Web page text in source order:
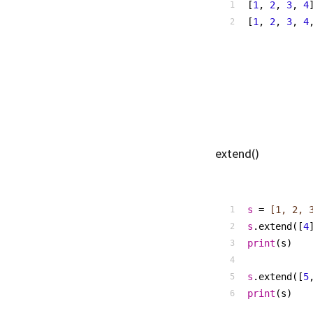
[1 , 2, 3, 4]
[1 , 2, 3, 4
extend()
s = [1, 2,
s .extend([4
print (s)
s .extend([5,
print (s)